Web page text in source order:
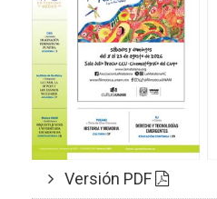
Versión PDF